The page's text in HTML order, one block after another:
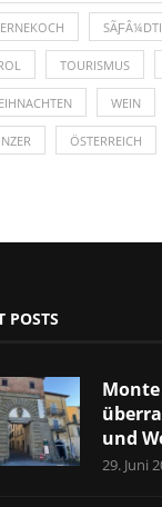
TOURISMUS
WEIN
ÖSTERREICH
POSTS
und
29. Juni